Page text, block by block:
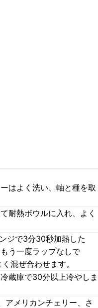
はよく洗い、軸と種を取
耐熱ボウルに入れ、よく
ジで3分30秒加熱した
う一度ラップなしで
混ぜ合わせます。
蔵庫で30分以上冷やしま
アメリカンチェリー、さ